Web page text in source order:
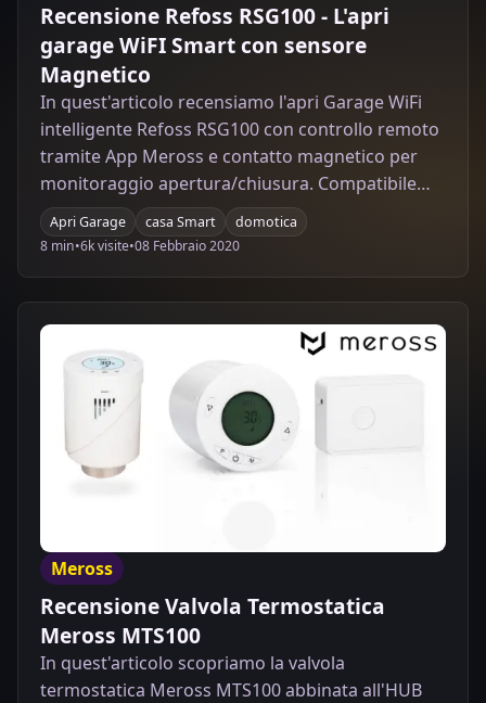
Recensione Refoss RSG100 - L'apri
garage WiFI Smart con sensore
Magnetico
In quest'articolo recensiamo l'apri Garage WiFi
intelligente Refoss RSG100 con controllo remoto
tramite App Meross e contatto magnetico per
monitoraggio apertura/chiusura. Compatibile
con Alexa, Google Home e IFTTT.
Apri Garage casa Smart
domotica
8 min•6k visite•08 Febbraio 2020
Meross
Recensione Valvola Termostatica
Meross MTS100
In quest'articolo scopriamo la valvola
termostatica Meross MTS100 abbinata all'HUB